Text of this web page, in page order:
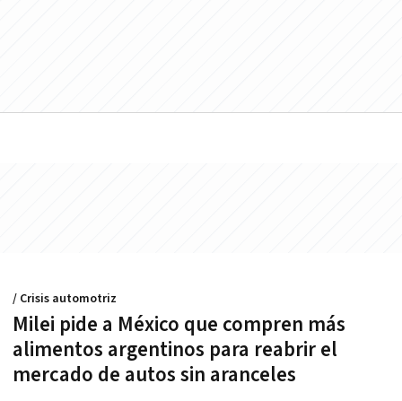
Milei pide a México que compren más
alimentos argentinos para reabrir el
mercado de autos sin aranceles
/ Crisis automotriz